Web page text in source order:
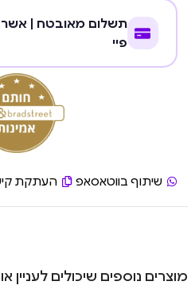
תשלום מאובטח |
פיי
שיתוף בווטאסאפ העתקת
מוצרים נוספים שיכולים לעניין